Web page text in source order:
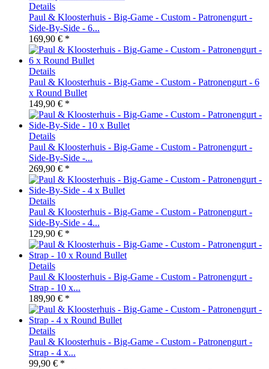
Details
Paul & Kloosterhuis - Big-Game - Custom - Patronengurt -
Side-By-Side - 6...
169,90 € *
Details
Paul & Kloosterhuis - Big-Game - Custom - Patronengurt - 6
x Round Bullet
149,90 € *
Details
Paul & Kloosterhuis - Big-Game - Custom - Patronengurt -
Side-By-Side -...
269,90 € *
Details
Paul & Kloosterhuis - Big-Game - Custom - Patronengurt -
Side-By-Side - 4...
129,90 € *
Details
Paul & Kloosterhuis - Big-Game - Custom - Patronengurt -
Strap - 10 x...
189,90 € *
Details
Paul & Kloosterhuis - Big-Game - Custom - Patronengurt -
Strap - 4 x...
99,90 € *